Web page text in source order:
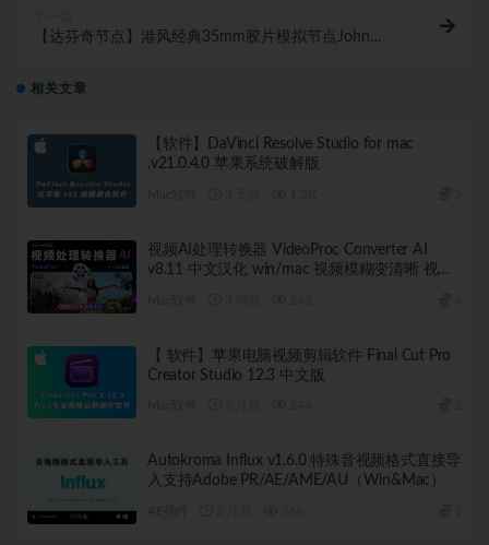
【达芬奇节点】港风经典35mm胶片模拟节点John
相关文章
【软件】DaVinci Resolve Studio for mac
.v21.0.4.0 苹果系统破解版
视频AI处理转换器 VideoProc Converter AI
v8.11 中文汉化 win/mac 视频模糊变清晰 视频
【 软件】苹果电脑视频剪辑软件 Final Cut Pro
Creator Studio 12.3 中文版
Autokroma Influx v1.6.0 特殊音视频格式直接导
入支持Adobe PR/AE/AME/AU（Win&Mac）